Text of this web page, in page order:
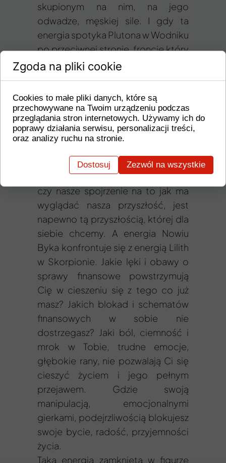
skupionym na nim, na jego
odwadze, męskiej sile. I gdy ta
energia spotyka Plutona w Wodniku
po przeciwnej stronie, froncie który
ma wspólny rdzeń, walczący o te
sposób. Pluton, który właśnie na tej
przeciwnej linii frontu rozpoczął
długoterminowe procesy
transformacyjne, pokazujące nam
czym ona dla nas jest, napewno
wciąż jest tym prawdziwym dla nas,
czy nasze spojrzenie na to jak ma
wyglądać nasza przyszłość, jest
napewno tą przyszłością, której dla
siebie chcemy. A energia Nowiu
Byka konfrontuje się z energią Lilith
w Skorpionie. Jakie lęki i obawy o
sprawy finansowe powstrzymują
Cię w cieszeniu się z tego co już
masz? Jakich blokad i schematów
finansowych w sobie nie
dostrzegasz? Jaki ból, ciemność i
mrok w Tobie, trudne emocje,
głębokie rany, nie pozwalają Ci się
cieszyć życiem i jego pełnym
przejawem. Gdzie swoją
manipulacją, emocjonalnymi
gierkami, podejrzliwością blokujesz
swoje bycie, radość, przyjemności
życia.
Taka energia zamknięta w figurze
Zgoda na pliki cookie
Cookies to małe pliki danych, które są
przechowywane na Twoim urządzeniu podczas
przeglądania stron internetowych. Używamy ich do
poprawy działania serwisu, personalizacji treści,
oraz analizy ruchu na stronie.
Dostosuj Zezwól na wszystkie